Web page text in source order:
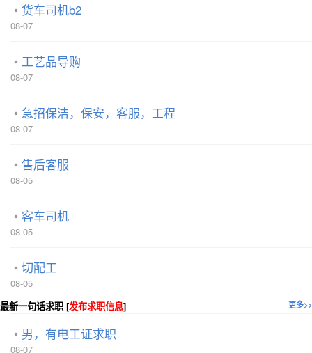
货车司机b2
08-07
工艺品导购
08-07
急招保洁，保安，客服，工程
08-07
售后客服
08-05
客车司机
08-05
切配工
08-05
更多>>
最新一句话求职 [发布求职信息]
男，有电工证求职
08-07